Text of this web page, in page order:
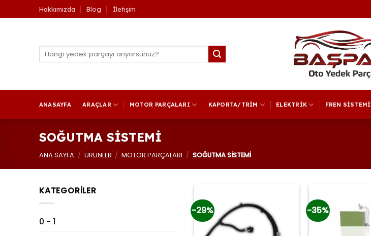
atla
Hakkımızda Blog İletişim
Ara:
ANASAYFA ARAÇLAR MOTOR PARÇALARI KAPORTA/TRİM ELEKTRİK FREN SİSTEMİ
SOĞUTMA SİSTEMİ
ANA SAYFA / ÜRÜNLER / MOTOR PARÇALARI / SOĞUTMA SİSTEMİ
KATEGORİLER
0 - 1
-29% -35%